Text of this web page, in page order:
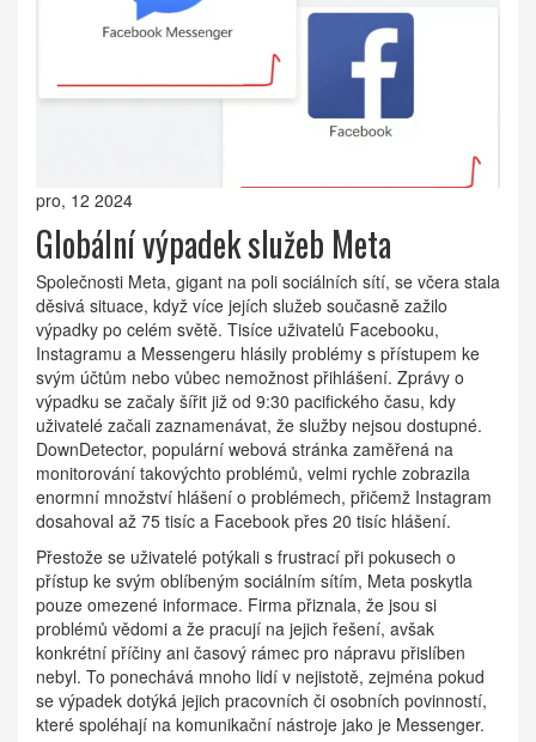
pro, 12 2024
Globální výpadek služeb Meta
Společnosti Meta, gigant na poli sociálních sítí, se včera stala
děsivá situace, když více jejích služeb současně zažilo
výpadky po celém světě. Tisíce uživatelů Facebooku,
Instagramu a Messengeru hlásily problémy s přístupem ke
svým účtům nebo vůbec nemožnost přihlášení. Zprávy o
výpadku se začaly šířit již od 9:30 pacifického času, kdy
uživatelé začali zaznamenávat, že služby nejsou dostupné.
DownDetector, populární webová stránka zaměřená na
monitorování takovýchto problémů, velmi rychle zobrazila
enormní množství hlášení o problémech, přičemž Instagram
dosahoval až 75 tisíc a Facebook přes 20 tisíc hlášení.
Přestože se uživatelé potýkali s frustrací při pokusech o
přístup ke svým oblíbeným sociálním sítím, Meta poskytla
pouze omezené informace. Firma přiznala, že jsou si
problémů vědomi a že pracují na jejich řešení, avšak
konkrétní příčiny ani časový rámec pro nápravu přislíben
nebyl. To ponechává mnoho lidí v nejistotě, zejména pokud
se výpadek dotýká jejich pracovních či osobních povinností,
které spoléhají na komunikační nástroje jako je Messenger.